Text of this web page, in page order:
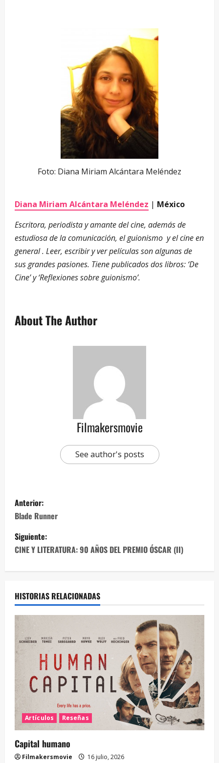
Foto: Diana Miriam Alcántara Meléndez
Diana Miriam Alcántara Meléndez | México
Escritora, periodista y amante del cine, además de
estudiosa de la comunicación, el guionismo y el cine en
general . Leer, escribir y ver películas son algunas de
sus grandes pasiones. Tiene publicados dos libros: ‘De
Cine’ y ‘Reflexiones sobre guionismo’.
About The Author
Filmakersmovie
See author's posts
Anterior:
Blade Runner
Siguiente:
CINE Y LITERATURA: 90 AÑOS DEL PREMIO ÓSCAR (II)
HISTORIAS RELACIONADAS
Artículos Reseñas
Capital humano
Filmakersmovie 16 julio, 2026